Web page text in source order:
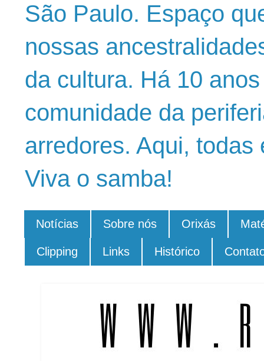
São Paulo. Espaço
nossas
da cultura. Há 10
comunidade da
arredores. Aqui,
Viva o samba!
Notícias Sobre nós Orixás
Clipping Links Histórico